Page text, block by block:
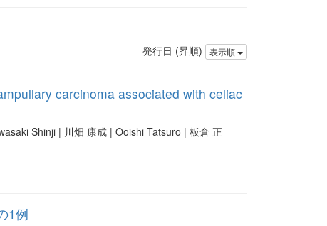
発行日 (昇順) 表示順
carcinoma associated with celiac
Shinji | 川畑 康成 | Ooishi Tatsuro | 板倉 正
1例